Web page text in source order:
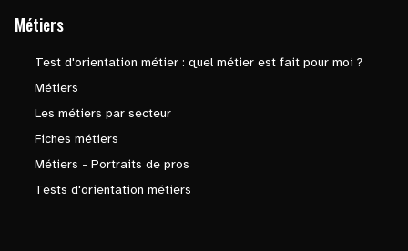
Métiers
Test d'orientation métier : quel métier est fait pour moi ?
Métiers
Les métiers par secteur
Fiches métiers
Métiers - Portraits de pros
Tests d'orientation métiers